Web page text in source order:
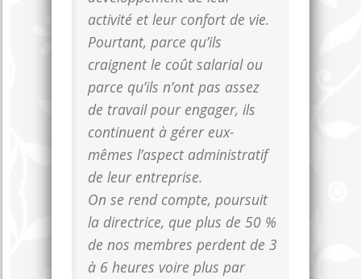
activité et leur confort de vie.
Pourtant, parce qu’ils
craignent le coût salarial ou
parce qu’ils n’ont pas assez
de travail pour engager, ils
continuent à gérer eux-
mêmes l’aspect administratif
de leur entreprise.
On se rend compte, poursuit
la directrice, que plus de 50 %
de nos membres perdent de 3
à 6 heures voire plus par